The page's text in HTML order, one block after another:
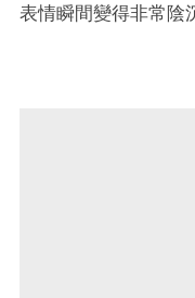
表情瞬間變得非常陰